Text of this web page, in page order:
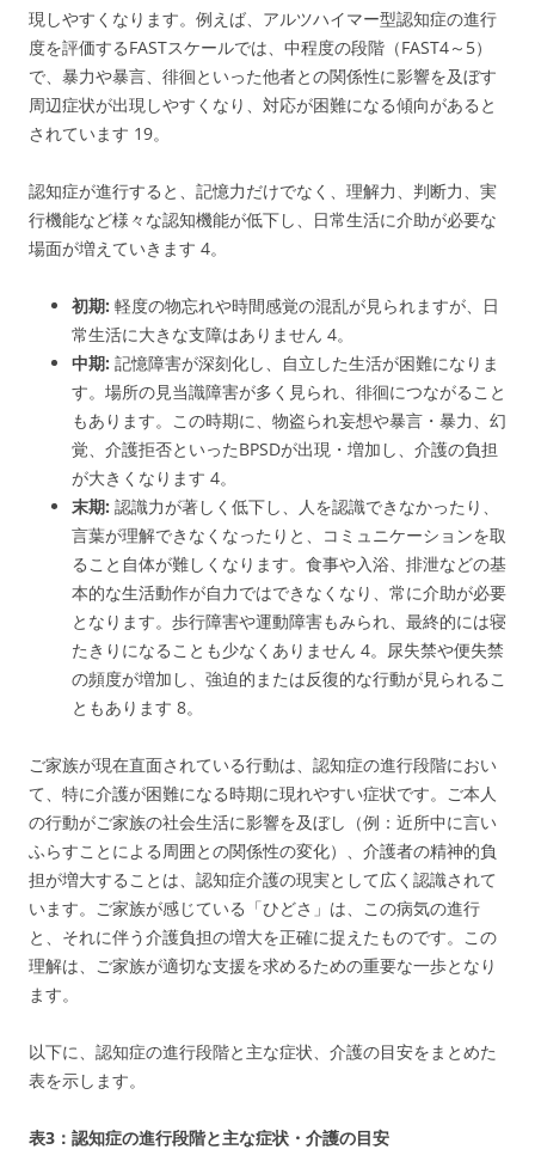
現しやすくなります。例えば、アルツハイマー型認知症の進行
度を評価するFASTスケールでは、中程度の段階（FAST4～5）
で、暴力や暴言、徘徊といった他者との関係性に影響を及ぼす
周辺症状が出現しやすくなり、対応が困難になる傾向があると
されています 19。
認知症が進行すると、記憶力だけでなく、理解力、判断力、実
行機能など様々な認知機能が低下し、日常生活に介助が必要な
場面が増えていきます 4。
初期: 軽度の物忘れや時間感覚の混乱が見られますが、日
常生活に大きな支障はありません 4。
中期: 記憶障害が深刻化し、自立した生活が困難になりま
す。場所の見当識障害が多く見られ、徘徊につながること
もあります。この時期に、物盗られ妄想や暴言・暴力、幻
覚、介護拒否といったBPSDが出現・増加し、介護の負担
が大きくなります 4。
末期: 認識力が著しく低下し、人を認識できなかったり、
言葉が理解できなくなったりと、コミュニケーションを取
ること自体が難しくなります。食事や入浴、排泄などの基
本的な生活動作が自力ではできなくなり、常に介助が必要
となります。歩行障害や運動障害もみられ、最終的には寝
たきりになることも少なくありません 4。尿失禁や便失禁
の頻度が増加し、強迫的または反復的な行動が見られるこ
ともあります 8。
ご家族が現在直面されている行動は、認知症の進行段階におい
て、特に介護が困難になる時期に現れやすい症状です。ご本人
の行動がご家族の社会生活に影響を及ぼし（例：近所中に言い
ふらすことによる周囲との関係性の変化）、介護者の精神的負
担が増大することは、認知症介護の現実として広く認識されて
います。ご家族が感じている「ひどさ」は、この病気の進行
と、それに伴う介護負担の増大を正確に捉えたものです。この
理解は、ご家族が適切な支援を求めるための重要な一歩となり
ます。
以下に、認知症の進行段階と主な症状、介護の目安をまとめた
表を示します。
表3：認知症の進行段階と主な症状・介護の目安